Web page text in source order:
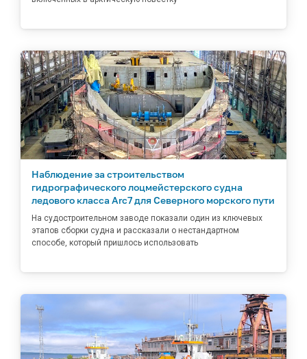
Наблюдение за строительством
гидрографического лоцмейстерского судна
ледового класса Arc7 для Северного морского пути
На судостроительном заводе показали один из ключевых
этапов сборки судна и рассказали о нестандартном
способе, который пришлось использовать